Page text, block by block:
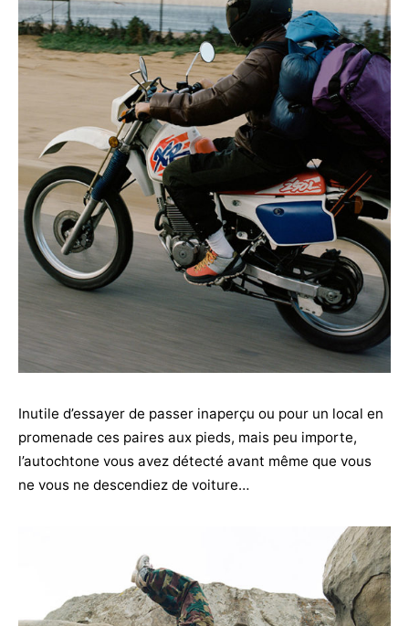
Inutile d’essayer de passer inaperçu ou pour un local en
promenade ces paires aux pieds, mais peu importe,
l’autochtone vous avez détecté avant même que vous
ne vous ne descendiez de voiture…